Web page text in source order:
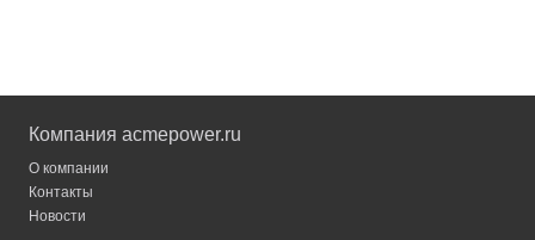
Компания acmepower.ru
О компании
Контакты
Новости